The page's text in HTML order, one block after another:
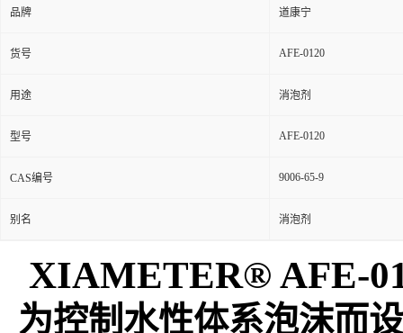
品牌 道康宁
货号 AFE-0120
用途 消泡剂
型号 AFE-0120
CAS编号 9006-65-9
别名 消泡剂
XIAMETER® AFE-
为控制水性体系泡沫而